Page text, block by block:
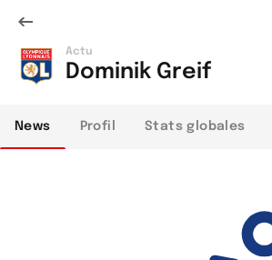
Actu
Dominik Greif
News Profil Stats globales